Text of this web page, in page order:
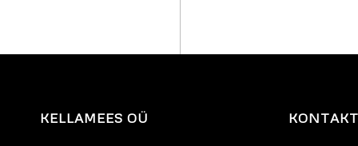
KELLAMEES OÜ